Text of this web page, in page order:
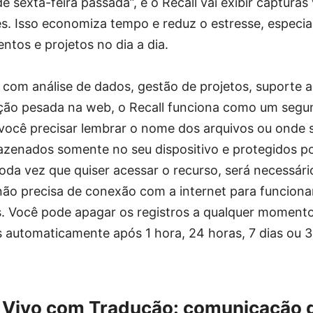
Isso economiza tempo e reduz o estresse,
e projetos no dia a dia.
análise de dados, gestão de projetos, suporte
pesada na web, o Recall funciona como um
precisar lembrar o nome dos arquivos ou onde
somente no seu dispositivo e protegidos
vez que quiser acessar o recurso, será
precisa de conexão com a internet para
Você pode apagar os registros a qualquer
automaticamente após 1 hora, 24 horas, 7 dias ou
com Tradução: comunicação